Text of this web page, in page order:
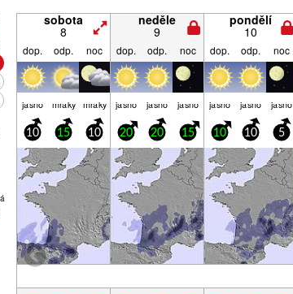
sobota
8
neděle
9
pondělí
10
dop. odp. noc dop. odp. noc dop. odp. noc
jasno mraky mraky jasno jasno jasno jasno jasno jasno
10 15 10 20 20 15 10 10 5